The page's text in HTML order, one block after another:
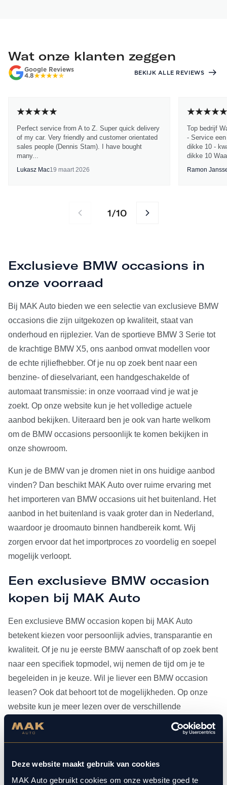
Deze website maakt gebruik van cookies
MAK Auto gebruikt cookies om onze website goed te
Wat onze klanten zeggen
Google Reviews
4.8
BEKIJK ALLE REVIEWS
Perfect service from A to Z. Super quick delivery
of my car. Very friendly and customer orientated
sales people (Dennis Stam). I have bought
many...
Lukasz Mac19 maart 2026
Top bedrijf
- Service
dikke 10 -
dikke 10
Ramon
1/10
Exclusieve BMW occasions in
onze voorraad
Bij MAK Auto bieden we een selectie van exclusieve BMW
occasions die zijn uitgekozen op kwaliteit, staat van
onderhoud en rijplezier. Van de sportieve BMW 3 Serie tot
de krachtige BMW X5, ons aanbod omvat modellen voor
de echte rijliefhebber. Of je nu op zoek bent naar een
benzine- of dieselvariant, een handgeschakelde of
automaat transmissie: in onze voorraad vind je wat je
zoekt. Op onze website kun je het volledige actuele
aanbod bekijken. Uiteraard ben je ook van harte welkom
om de BMW occasions persoonlijk te komen bekijken in
onze showroom.
Kun je de BMW van je dromen niet in ons huidige aanbod
vinden? Dan beschikt MAK Auto over ruime ervaring met
het importeren van BMW occasions uit het buitenland. Het
aanbod in het buitenland is vaak groter dan in Nederland,
waardoor je droomauto binnen handbereik komt. Wij
zorgen ervoor dat het importproces zo voordelig en soepel
mogelijk verloopt.
Een exclusieve BMW occasion
kopen bij MAK Auto
Een exclusieve BMW occasion kopen bij MAK Auto
betekent kiezen voor persoonlijk advies, transparantie en
kwaliteit. Of je nu je eerste BMW aanschaft of op zoek bent
naar een specifiek topmodel, wij nemen de tijd om je te
begeleiden in je keuze. Wil je liever een BMW occasion
leasen? Ook dat behoort tot de mogelijkheden. Op onze
website kun je meer lezen over de verschillende
leasevormen.
Heb je je BMW occasion eenmaal gevonden, dan kun je